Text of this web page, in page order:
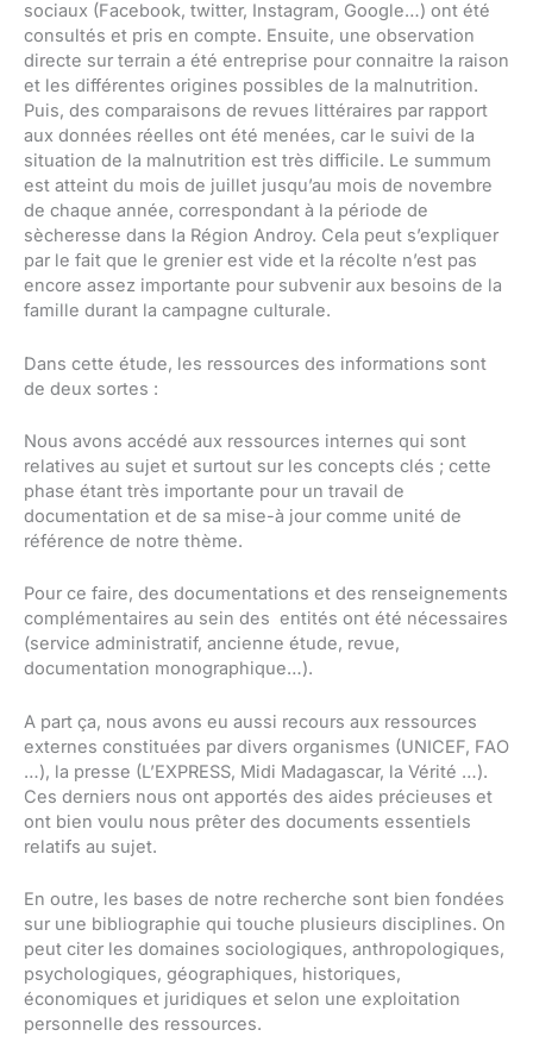
sociaux (Facebook, twitter, Instagram, Google…) ont été
consultés et pris en compte. Ensuite, une observation
directe sur terrain a été entreprise pour connaitre la raison
et les différentes origines possibles de la malnutrition.
Puis, des comparaisons de revues littéraires par rapport
aux données réelles ont été menées, car le suivi de la
situation de la malnutrition est très difficile. Le summum
est atteint du mois de juillet jusqu’au mois de novembre
de chaque année, correspondant à la période de
sècheresse dans la Région Androy. Cela peut s’expliquer
par le fait que le grenier est vide et la récolte n’est pas
encore assez importante pour subvenir aux besoins de la
famille durant la campagne culturale.
Dans cette étude, les ressources des informations sont
de deux sortes :
Nous avons accédé aux ressources internes qui sont
relatives au sujet et surtout sur les concepts clés ; cette
phase étant très importante pour un travail de
documentation et de sa mise-à jour comme unité de
référence de notre thème.
Pour ce faire, des documentations et des renseignements
complémentaires au sein des entités ont été nécessaires
(service administratif, ancienne étude, revue,
documentation monographique…).
A part ça, nous avons eu aussi recours aux ressources
externes constituées par divers organismes (UNICEF, FAO
…), la presse (L’EXPRESS, Midi Madagascar, la Vérité …).
Ces derniers nous ont apportés des aides précieuses et
ont bien voulu nous prêter des documents essentiels
relatifs au sujet.
En outre, les bases de notre recherche sont bien fondées
sur une bibliographie qui touche plusieurs disciplines. On
peut citer les domaines sociologiques, anthropologiques,
psychologiques, géographiques, historiques,
économiques et juridiques et selon une exploitation
personnelle des ressources.